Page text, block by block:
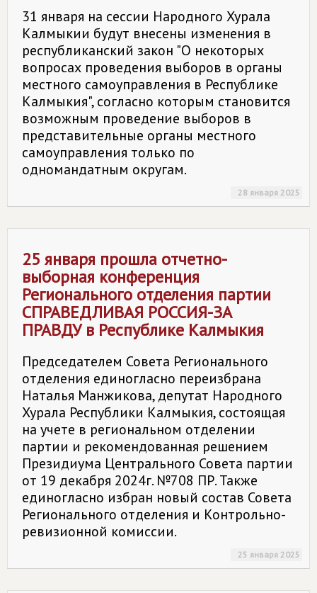
31 января на сессии Народного Хурала
Калмыкии будут внесены изменения в
республиканский закон "О некоторых
вопросах проведения выборов в органы
местного самоуправления в Республике
Калмыкия", согласно которым становится
возможным проведение выборов в
представительные органы местного
самоуправления только по
одномандатным округам.
28 января 2025
25 января прошла отчетно-
выборная конференция
Регионального отделения партии
СПРАВЕДЛИВАЯ РОССИЯ-ЗА
ПРАВДУ в Республике Калмыкия
Председателем Совета Регионального
отделения единогласно переизбрана
Наталья Манжикова, депутат Народного
Хурала Республики Калмыкия, состоящая
на учете в региональном отделении
партии и рекомендованная решением
Президиума Центрального Совета партии
от 19 декабря 2024г. №708 ПР. Также
единогласно избран новый состав Совета
Регионального отделения и Контрольно-
ревизионной комиссии.
25 января 2025